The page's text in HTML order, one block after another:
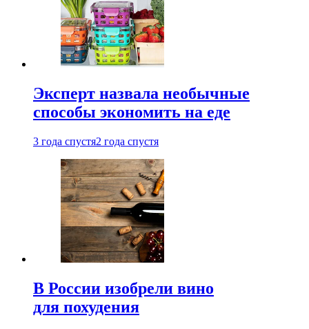
Эксперт назвала необычные
способы экономить на еде
3 года спустя2 года спустя
В России изобрели вино
для похудения